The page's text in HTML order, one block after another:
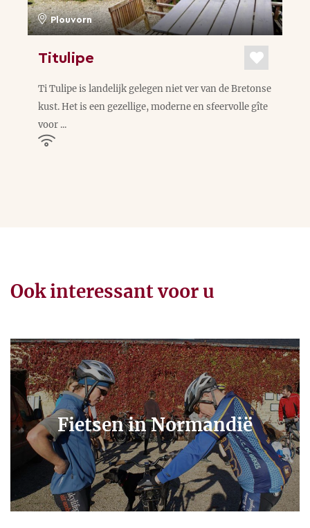
Plouvorn
Titulipe
Ti Tulipe is landelijk gelegen niet ver van de Bretonse
kust. Het is een gezellige, moderne en sfeervolle gîte
voor ...
Ook interessant voor u
Fietsen in Normandië